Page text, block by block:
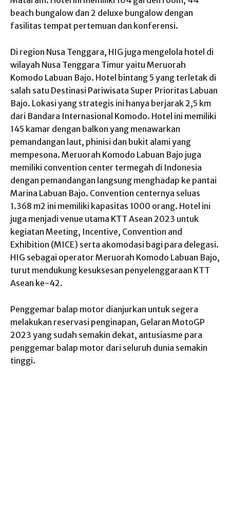
beach bungalow dan 2 deluxe bungalow dengan
fasilitas tempat pertemuan dan konferensi.
Di region Nusa Tenggara, HIG juga mengelola hotel di
wilayah Nusa Tenggara Timur yaitu Meruorah
Komodo Labuan Bajo. Hotel bintang 5 yang terletak di
salah satu Destinasi Pariwisata Super Prioritas Labuan
Bajo. Lokasi yang strategis ini hanya berjarak 2,5 km
dari Bandara Internasional Komodo. Hotel ini memiliki
145 kamar dengan balkon yang menawarkan
pemandangan laut, phinisi dan bukit alami yang
mempesona. Meruorah Komodo Labuan Bajo juga
memiliki convention center termegah di Indonesia
dengan pemandangan langsung menghadap ke pantai
Marina Labuan Bajo. Convention centernya seluas
1.368 m2 ini memiliki kapasitas 1000 orang. Hotel ini
juga menjadi venue utama KTT Asean 2023 untuk
kegiatan Meeting, Incentive, Convention and
Exhibition (MICE) serta akomodasi bagi para delegasi.
HIG sebagai operator Meruorah Komodo Labuan Bajo,
turut mendukung kesuksesan penyelenggaraan KTT
Asean ke-42.
Penggemar balap motor dianjurkan untuk segera
melakukan reservasi penginapan, Gelaran MotoGP
2023 yang sudah semakin dekat, antusiasme para
penggemar balap motor dari seluruh dunia semakin
tinggi.